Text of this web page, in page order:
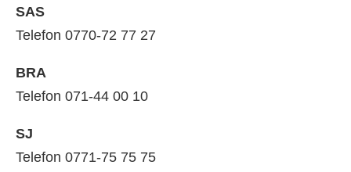
SAS
Telefon 0770-72 77 27
BRA
Telefon 071-44 00 10
SJ
Telefon 0771-75 75 75